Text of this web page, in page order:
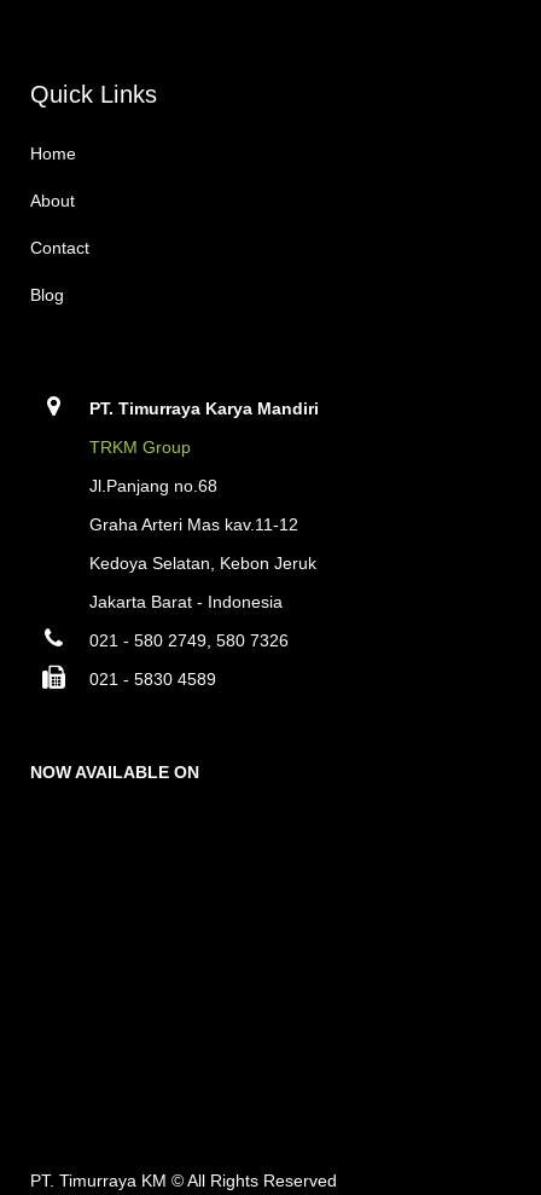
Quick Links
Home
About
Contact
Blog
PT. Timurraya Karya Mandiri
TRKM Group
Jl.Panjang no.68
Graha Arteri Mas kav.11-12
Kedoya Selatan, Kebon Jeruk
Jakarta Barat - Indonesia
021 - 580 2749, 580 7326
021 - 5830 4589
NOW AVAILABLE ON
PT. Timurraya KM ©All Rights Reserved